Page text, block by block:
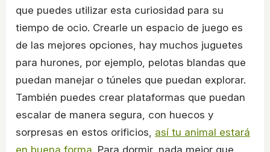
que puedes utilizar esta curiosidad para su
tiempo de ocio. Crearle un espacio de juego es
de las mejores opciones, hay muchos juguetes
para hurones, por ejemplo, pelotas blandas que
puedan manejar o túneles que puedan explorar.
También puedes crear plataformas que puedan
escalar de manera segura, con huecos y
sorpresas en estos orificios, así tu animal estará